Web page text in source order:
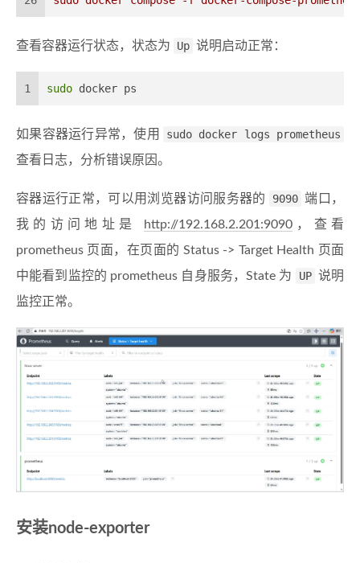
查看容器运行状态，状态为 Up 说明启动正常：
1 sudo docker ps
如果容器运行异常，使用
sudo docker logs prometheus
查看日志，分析错误原因。
容器运行正常，可以用浏览器访问服务器的 9090 端口，
我的访问地址是
http://192.168.2.201:9090，查看
prometheus 页面，在页面的 Status -> Target Health 页面
中能看到监控的 prometheus 自身服务，State 为
UP 说明
监控正常。
安装node-exporter